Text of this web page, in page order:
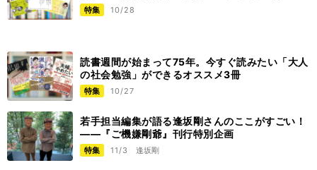
特集 10/28
読書週間が始まって75年。今すぐ読みたい「大人
の社会勉強」ができるオススメ3冊
特集 10/27
若手担当編集が語る逢坂剛さんのここがすごい！
——『ご機嫌剛爺』刊行特別企画
特集 11/3 逢坂剛